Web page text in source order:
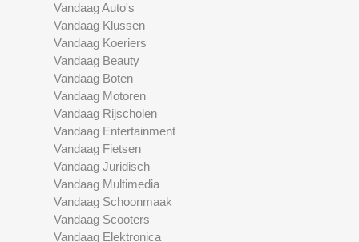
Vandaag Auto's
Vandaag Klussen
Vandaag Koeriers
Vandaag Beauty
Vandaag Boten
Vandaag Motoren
Vandaag Rijscholen
Vandaag Entertainment
Vandaag Fietsen
Vandaag Juridisch
Vandaag Multimedia
Vandaag Schoonmaak
Vandaag Scooters
Vandaag Elektronica